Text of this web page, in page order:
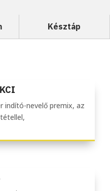
Késztáp
indító-nevelő premix, az